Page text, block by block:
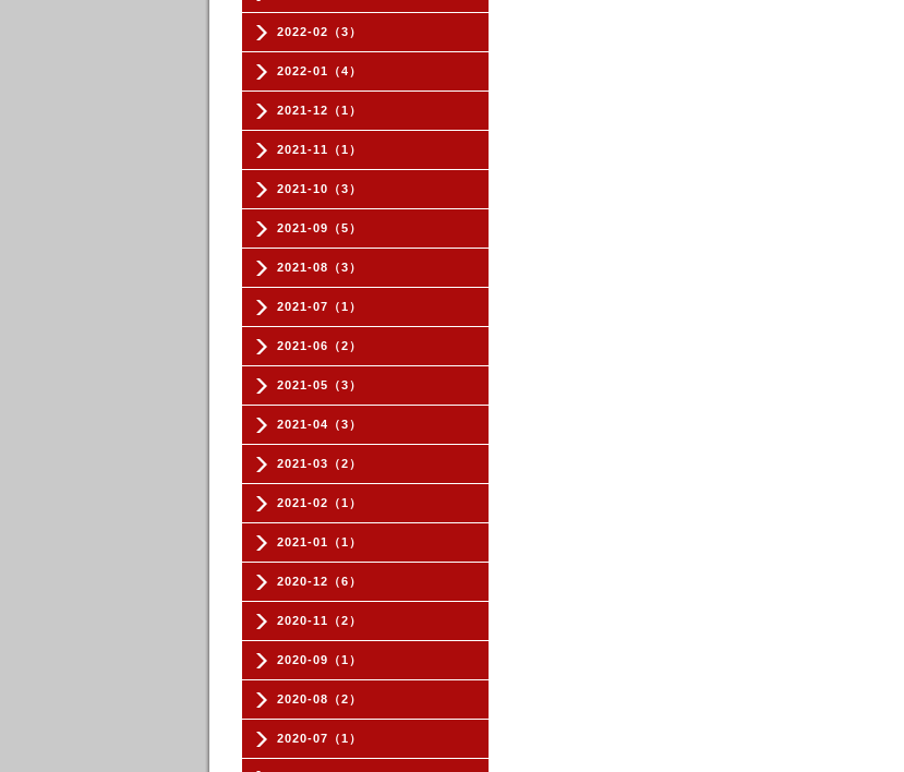
2022-02（3）
2022-01（4）
2021-12（1）
2021-11（1）
2021-10（3）
2021-09（5）
2021-08（3）
2021-07（1）
2021-06（2）
2021-05（3）
2021-04（3）
2021-03（2）
2021-02（1）
2021-01（1）
2020-12（6）
2020-11（2）
2020-09（1）
2020-08（2）
2020-07（1）